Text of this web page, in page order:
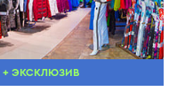
+ ЭКСКЛЮЗИВ